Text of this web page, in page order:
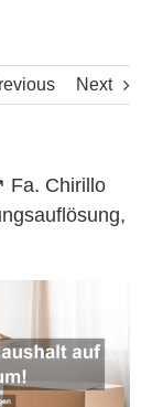
Next
Fa. Chirillo